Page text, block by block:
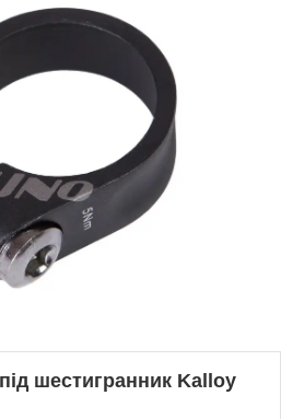
шестигранник Kalloy